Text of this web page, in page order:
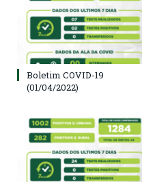
Boletim COVID-19
(01/04/2022)